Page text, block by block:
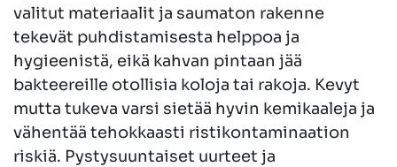
valitut materiaalit ja saumaton rakenne
tekevät puhdistamisesta helppoa ja
hygieenistä, eikä kahvan pintaan jää
bakteereille otollisia koloja tai rakoja. Kevyt
mutta tukeva varsi sietää hyvin kemikaaleja ja
vähentää tehokkaasti ristikontaminaation
riskiä. Pystysuuntaiset uurteet ja